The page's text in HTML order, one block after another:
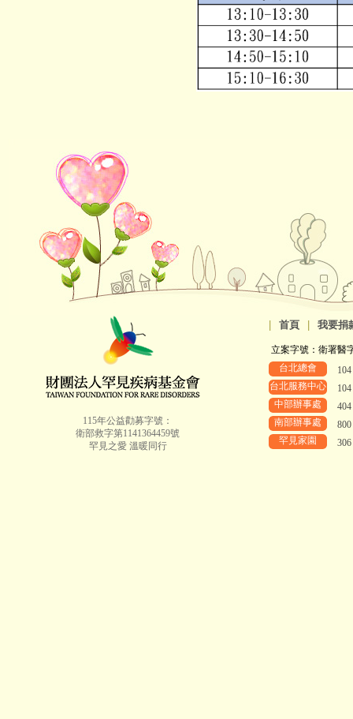
115年公益勸募字號：
衛部救字第1141364459號
罕見之愛 溫暖同行
首頁 我要捐
立案字號：衛署醫
台北總會
台北服務中心
中部辦事處
南部辦事處
罕見家園